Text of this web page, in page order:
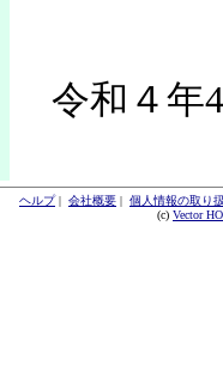
令和４年
ヘルプ| 会社概要 | 個人情報の取り
(c) Vector